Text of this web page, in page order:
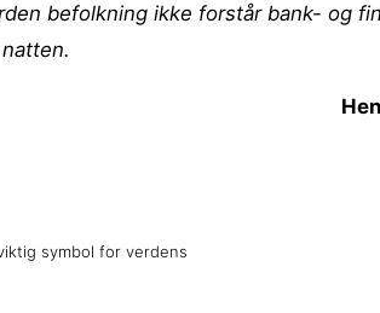
befolkning ikke forstår bank- og
symbol for verdens